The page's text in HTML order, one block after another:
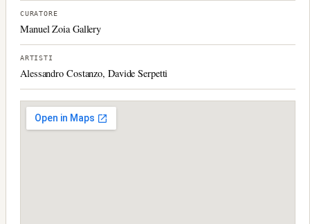
CURATORE
Manuel Zoia Gallery
ARTISTI
Alessandro Costanzo, Davide Serpetti